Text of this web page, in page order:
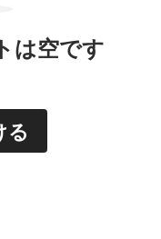
は空です
る